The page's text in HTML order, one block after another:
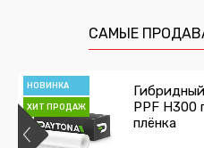
САМЫЕ
НОВИНКА
ХИТ ПРОДАЖ
PPF H300
плёнка